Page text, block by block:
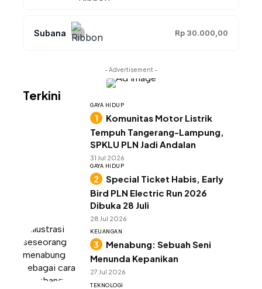
Subana Rp 30.000,00
- Advertisement -
Terkini
GAYA HIDUP
Komunitas Motor Listrik
Tempuh Tangerang-Lampung,
SPKLU PLN Jadi Andalan
31 Jul 2026
GAYA HIDUP
Special Ticket Habis, Early
Bird PLN Electric Run 2026
Dibuka 28 Juli
28 Jul 2026
KEUANGAN
Menabung: Sebuah Seni
Menunda Kepanikan
27 Jul 2026
TEKNOLOGI